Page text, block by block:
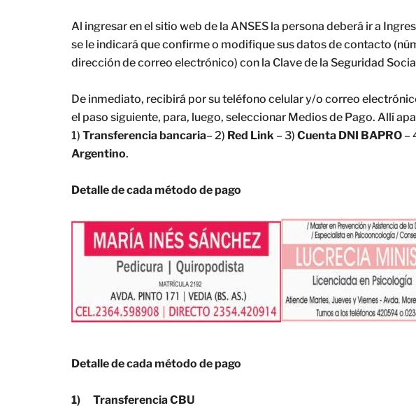
Al ingresar en el sitio web de la ANSES la persona deberá ir a
se le indicará que confirme o modifique sus datos de contacto
dirección de correo electrónico) con la Clave de la Seguridad
De inmediato, recibirá por su teléfono celular y/o correo
el paso siguiente, para, luego, seleccionar Medios de Pago. Allí
1) Transferencia bancaria– 2) Red Link – 3) Cuenta DNI BAPRO –
Argentino.
Detalle de cada método de pago​
Detalle de cada método de pago
1) Transferencia CBU